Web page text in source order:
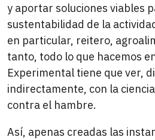
y aportar soluciones viables
sustentabilidad de la
en particular, reitero,
tanto, todo lo que hacemos
Experimental tiene que ver,
indirectamente, con la
contra el hambre.
Así, apenas creadas las